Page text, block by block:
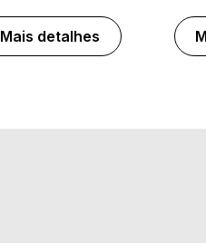
Mais detalhes